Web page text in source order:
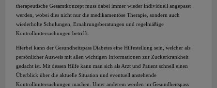
therapeutische Gesamtkonzept muss dabei immer wieder individuell angepasst
werden, wobei dies nicht nur die medikamentöse Therapie, sondern auch
wiederholte Schulungen, Ernährungsberatungen und regelmäßige
Kontrolluntersuchungen betrifft.
Hierbei kann der Gesundheitspass Diabetes eine Hilfestellung sein, welcher als
persönlicher Ausweis mit allen wichtigen Informationen zur Zuckerkrankheit
gedacht ist. Mit dessen Hilfe kann man sich als Arzt und Patient schnell einen
Überblick über die aktuelle Situation und eventuell anstehende
Kontrolluntersuchungen machen. Unter anderem werden im Gesundheitspass